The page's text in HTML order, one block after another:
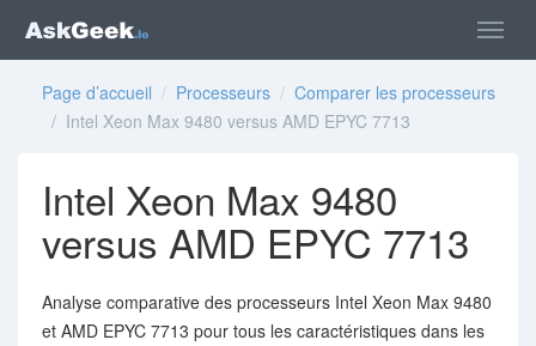
Page d’accueil / Processeurs / Comparer les processeurs
/ Intel Xeon Max 9480 versus AMD EPYC 7713
Intel Xeon Max 9480
versus AMD EPYC 7713
Analyse comparative des processeurs Intel Xeon Max 9480
et AMD EPYC 7713 pour tous les caractéristiques dans les